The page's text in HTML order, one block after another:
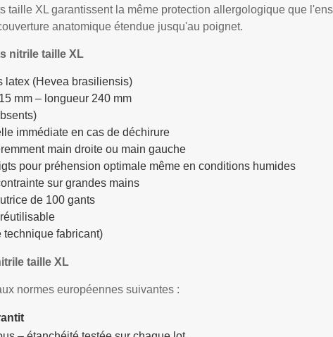
taille XL garantissent la même protection allergologique que
anatomique étendue jusqu'au poignet.
nitrile taille XL
latex (Hevea brasiliensis)
mm – longueur 240 mm
immédiate en cas de déchirure
main droite ou main gauche
pour préhension optimale même en conditions humides
sur grandes mains
de 100 gants
technique fabricant)
taille XL
normes européennes suivantes :